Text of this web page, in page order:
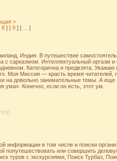
>
8 ] [ 9 ] [ ]
Индия. В путешествие
с сарказмом. Интеллектуальный оргазм и
Категорична и предвзята. Уважаю
Моя Миссия — красть время читателей,
на довольно занимательные темы. А еще
ума». Конечно, если он есть, этот ум.
информации в том числе и поиски
попутешествовать или совершить
туров с экскурсиями, Поиск Турбаз,